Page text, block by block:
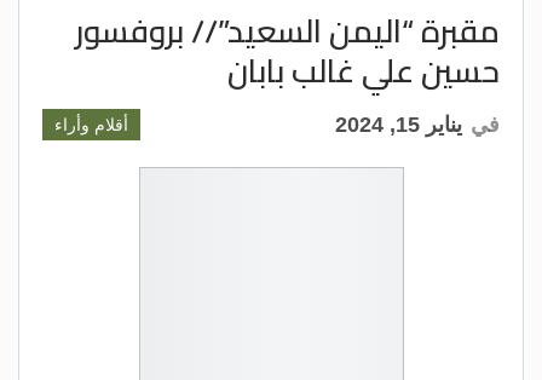
مقبرة “اليمن السعيد”// بروفسور
حسين علي غالب بابان
أقلام وأراء في يناير 15, 2024